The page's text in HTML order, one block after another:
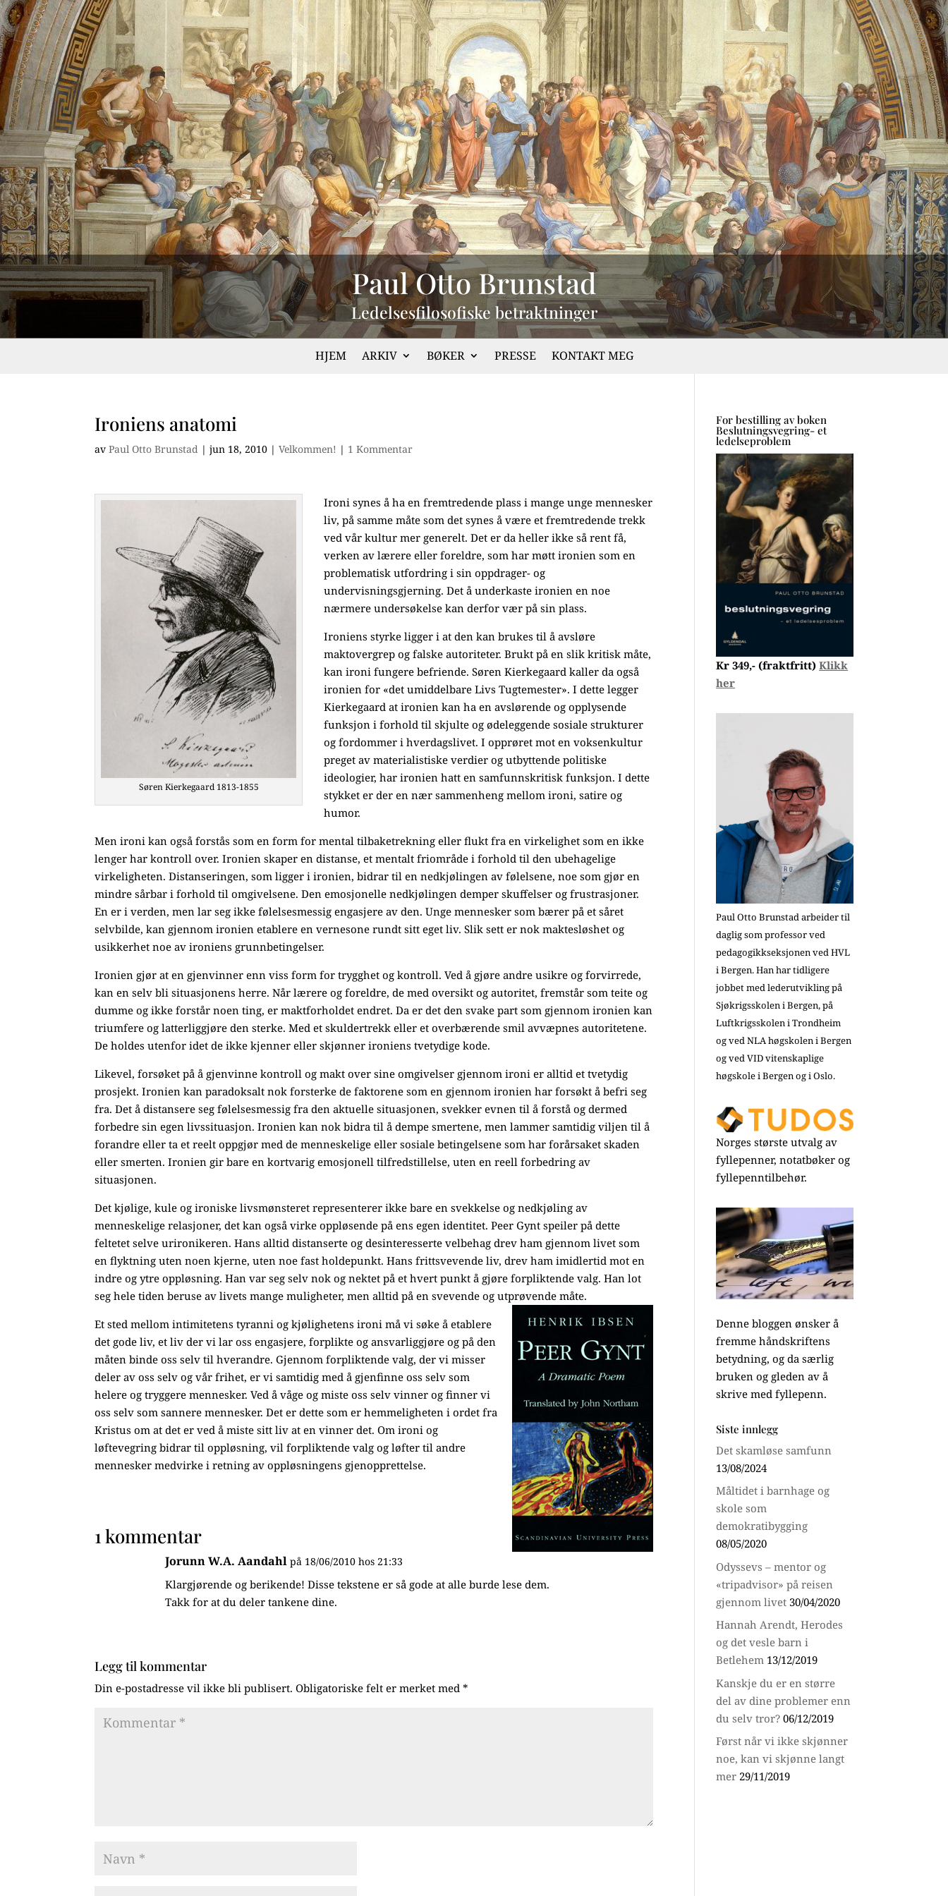
Paul Otto Brunstad
Ledelsesfilosofiske betraktninger
HJEM ARKIV BØKER PRESSE KONTAKT MEG
Ironiens anatomi
avPaul Otto Brunstad |jun 18, 2010 |Velkommen! | 1 Kommentar
Søren Kierkegaard 1813-1855
Ironi synes å ha en fremtredende plass i mange unge mennesker
liv, på samme måte som det synes å være et fremtredende trekk
ved vår kultur mer generelt. Det er da heller ikke så rent få,
verken av lærere eller foreldre, som har møtt ironien som en
problematisk utfordring i sin oppdrager- og
undervisningsgjerning. Det å underkaste ironien en noe
nærmere undersøkelse kan derfor vær på sin plass.
Ironiens styrke ligger i at den kan brukes til å avsløre
maktovergrep og falske autoriteter. Brukt på en slik kritisk måte,
kan ironi fungere befriende. Søren Kierkegaard kaller da også
ironien for «det umiddelbare Livs Tugtemester». I dette legger
Kierkegaard at ironien kan ha en avslørende og opplysende
funksjon i forhold til skjulte og ødeleggende sosiale strukturer
og fordommer i hverdagslivet. I opprøret mot en voksenkultur
preget av materialistiske verdier og utbyttende politiske
ideologier, har ironien hatt en samfunnskritisk funksjon. I dette
stykket er der en nær sammenheng mellom ironi, satire og
humor.
Men ironi kan også forstås som en form for mental tilbaketrekning eller flukt fra en virkelighet som en ikke
lenger har kontroll over. Ironien skaper en distanse, et mentalt friområde i forhold til den ubehagelige
virkeligheten. Distanseringen, som ligger i ironien, bidrar til en nedkjølingen av følelsene, noe som gjør en
mindre sårbar i forhold til omgivelsene. Den emosjonelle nedkjølingen demper skuffelser og frustrasjoner.
En er i verden, men lar seg ikke følelsesmessig engasjere av den. Unge mennesker som bærer på et såret
selvbilde, kan gjennom ironien etablere en vernesone rundt sitt eget liv. Slik sett er nok maktesløshet og
usikkerhet noe av ironiens grunnbetingelser.
Ironien gjør at en gjenvinner enn viss form for trygghet og kontroll. Ved å gjøre andre usikre og forvirrede,
kan en selv bli situasjonens herre. Når lærere og foreldre, de med oversikt og autoritet, fremstår som teite og
dumme og ikke forstår noen ting, er maktforholdet endret. Da er det den svake part som gjennom ironien kan
triumfere og latterliggjøre den sterke. Med et skuldertrekk eller et overbærende smil avvæpnes autoritetene.
De holdes utenfor idet de ikke kjenner eller skjønner ironiens tvetydige kode.
Likevel, forsøket på å gjenvinne kontroll og makt over sine omgivelser gjennom ironi er alltid et tvetydig
prosjekt. Ironien kan paradoksalt nok forsterke de faktorene som en gjennom ironien har forsøkt å befri seg
fra. Det å distansere seg følelsesmessig fra den aktuelle situasjonen, svekker evnen til å forstå og dermed
forbedre sin egen livssituasjon. Ironien kan nok bidra til å dempe smertene, men lammer samtidig viljen til å
forandre eller ta et reelt oppgjør med de menneskelige eller sosiale betingelsene som har forårsaket skaden
eller smerten. Ironien gir bare en kortvarig emosjonell tilfredstillelse, uten en reell forbedring av
situasjonen.
Det kjølige, kule og ironiske livsmønsteret representerer ikke bare en svekkelse og nedkjøling av
menneskelige relasjoner, det kan også virke oppløsende på ens egen identitet. Peer Gynt speiler på dette
feltetet selve urironikeren. Hans alltid distanserte og desinteresserte velbehag drev ham gjennom livet som
en flyktning uten noen kjerne, uten noe fast holdepunkt. Hans frittsvevende liv, drev ham imidlertid mot en
indre og ytre oppløsning. Han var seg selv nok og nektet på et hvert punkt å gjøre forpliktende valg. Han lot
seg hele tiden beruse av livets mange muligheter, men alltid på en svevende og utprøvende måte.
Et sted mellom intimitetens tyranni og kjølighetens ironi må vi søke å etablere
det gode liv, et liv der vi lar oss engasjere, forplikte og ansvarliggjøre og på den
måten binde oss selv til hverandre. Gjennom forpliktende valg, der vi misser
deler av oss selv og vår frihet, er vi samtidig med å gjenfinne oss selv som
helere og tryggere mennesker. Ved å våge og miste oss selv vinner og finner vi
oss selv som sannere mennesker. Det er dette som er hemmeligheten i ordet fra
Kristus om at det er ved å miste sitt liv at en vinner det. Om ironi og
løftevegring bidrar til oppløsning, vil forpliktende valg og løfter til andre
mennesker medvirke i retning av oppløsningens gjenopprettelse.
1 kommentar
Jorunn W.A. Aandahl på 18/06/2010 hos 21:33
Klargjørende og berikende! Disse tekstene er så gode at alle burde lese dem.
Takk for at du deler tankene dine.
Legg til kommentar
Din e-postadresse vil ikke bli publisert. Obligatoriske felt er merket med*
For bestilling av boken
Beslutningsvegring- et
ledelseproblem
Kr 349,- (fraktfritt)Klikk
her
Paul Otto Brunstad arbeider til
daglig som professor ved
pedagogikkseksjonen ved HVL
i Bergen. Han har tidligere
jobbet med lederutvikling på
Sjøkrigsskolen i Bergen, på
Luftkrigsskolen i Trondheim
og ved NLA høgskolen i Bergen
og ved VID vitenskaplige
høgskole i Bergen og i Oslo.
Norges største utvalg av
fyllepenner, notatbøker og
fyllepenntilbehør.
Denne bloggen ønsker å
fremme håndskriftens
betydning, og da særlig
bruken og gleden av å
skrive med fyllepenn.
Siste innlegg
Det skamløse samfunn
13/08/2024
Måltidet i barnhage og
skole som
demokratibygging
08/05/2020
Odyssevs – mentor og
«tripadvisor» på reisen
gjennom livet 30/04/2020
Hannah Arendt, Herodes
og det vesle barn i
Betlehem 13/12/2019
Kanskje du er en større
del av dine problemer enn
du selv tror? 06/12/2019
Først når vi ikke skjønner
noe, kan vi skjønne langt
mer 29/11/2019